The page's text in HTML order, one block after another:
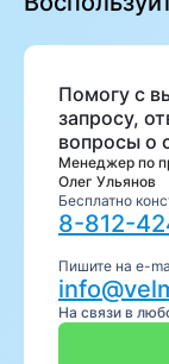
Помогу с
запросу,
вопросы о
Менеджер по
Олег Ульянов
Бесплатно
8-812-
Пишите на e-
На связи в